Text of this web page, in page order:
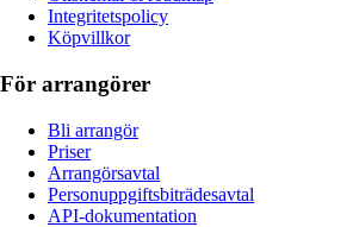
Integritetspolicy
Köpvillkor
För arrangörer
Bli arrangör
Priser
Arrangörsavtal
Personuppgiftsbiträdesavtal
API-dokumentation